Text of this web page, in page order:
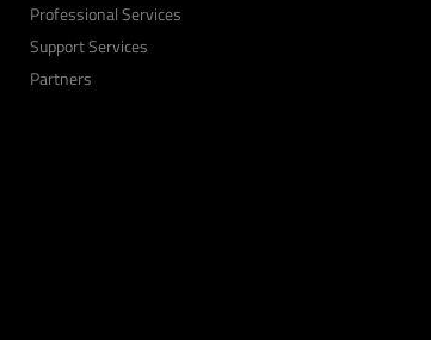
Professional Services
Support Services
Partners